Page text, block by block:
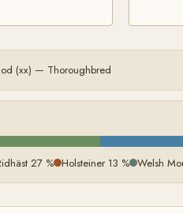
(xx) — Thoroughbred
27 % Holsteiner 13 % Welsh